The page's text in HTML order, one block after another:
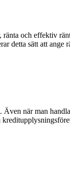
och effektiv
sätt att
när man